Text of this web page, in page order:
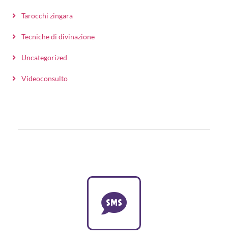
Tarocchi zingara
Tecniche di divinazione
Uncategorized
Videoconsulto